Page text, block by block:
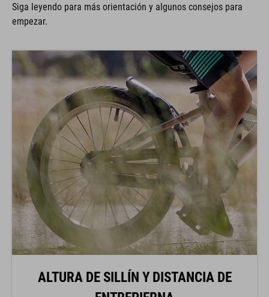
Siga leyendo para más orientación y algunos consejos para
empezar.
ALTURA DE SILLÍN Y DISTANCIA DE